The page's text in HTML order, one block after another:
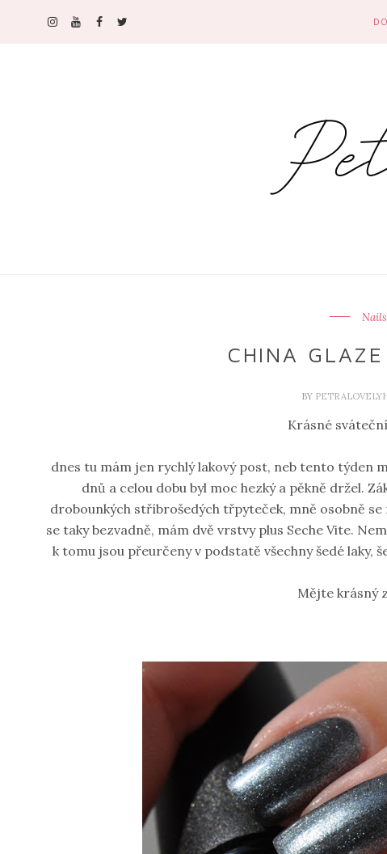
Nails
CHINA
BY
Krásné
dnes tu mám jen rychlý lakový post, neb tento týden
dnů a celou dobu byl moc hezký a pěkně držel.
drobounkých stříbrošedých třpyteček, mně osobně
se taky bezvadně, mám dvě vrstvy plus Seche Vite.
k tomu jsou přeurčeny v podstatě všechny šedé laky,
Mějte krásný